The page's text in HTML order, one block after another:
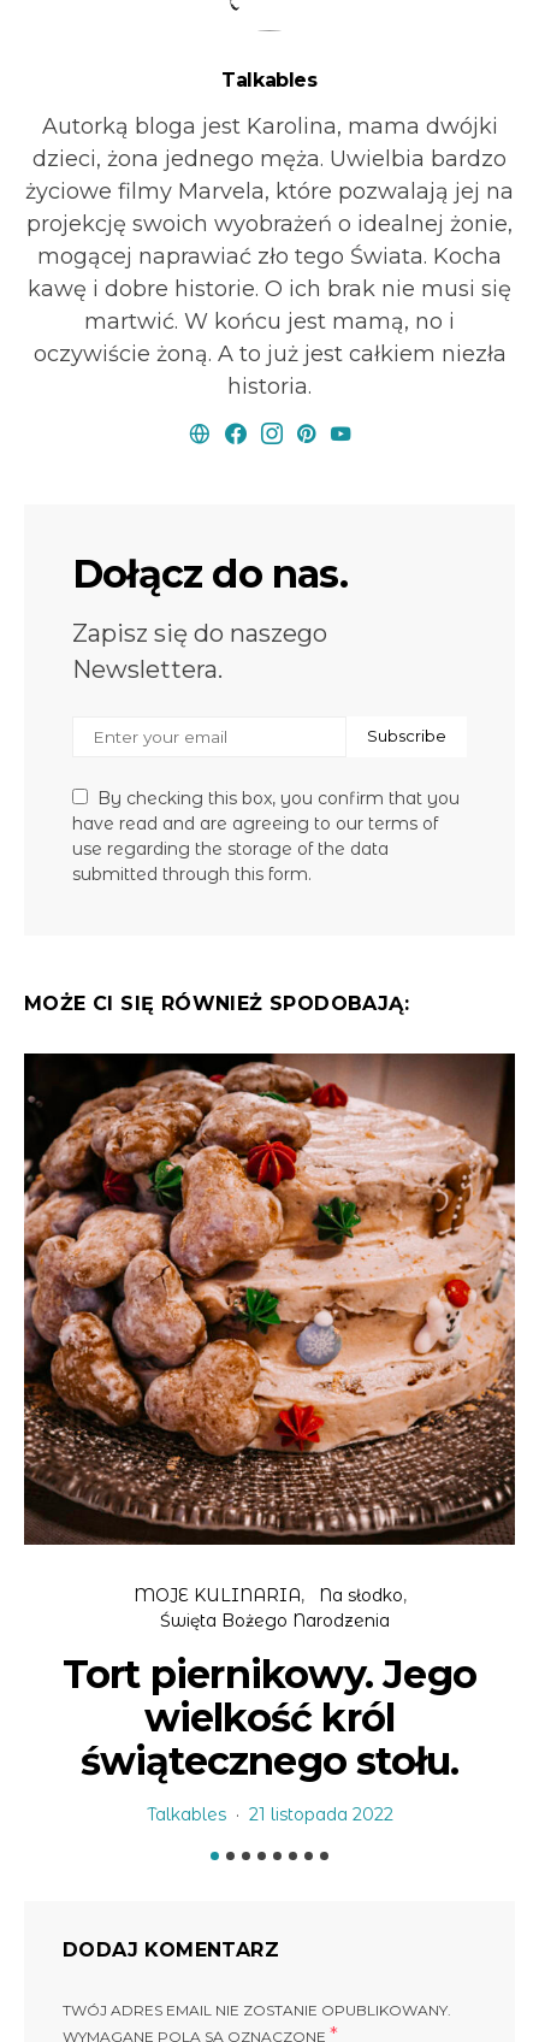
Talkables
Autorką bloga jest Karolina, mama dwójki
dzieci, żona jednego męża. Uwielbia bardzo
życiowe filmy Marvela, które pozwalają jej na
projekcję swoich wyobrażeń o idealnej żonie,
mogącej naprawiać zło tego Świata. Kocha
kawę i dobre historie. O ich brak nie musi się
martwić. W końcu jest mamą, no i
oczywiście żoną. A to już jest całkiem niezła
historia.
Dołącz do nas.
Zapisz się do naszego
Newslettera.
Subscribe
By checking this box, you confirm that you
have read and are agreeing to our terms of
use regarding the storage of the data
submitted through this form.
MOŻE CI SIĘ RÓWNIEŻ SPODOBAJĄ:
MOJE KULINARIA
Na słodko
Święta Bożego Narodzenia
Tort piernikowy. Jego
wielkość król
świątecznego stołu.
Talkables 21 listopada 2022
DODAJ KOMENTARZ
TWÓJ ADRES EMAIL NIE ZOSTANIE OPUBLIKOWANY.
WYMAGANE POLA SĄ OZNACZONE *